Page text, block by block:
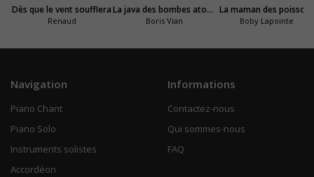
Dès que le vent soufflera
Renaud
La java des bombes atomiques
Boris Vian
La maman des poissons
Boby Lapointe
Navigation
Piano Chant
Piano Solo
Instruments solistes
Accordéon
Informations
Contactez-nous
Qui sommes-nous
FAQ